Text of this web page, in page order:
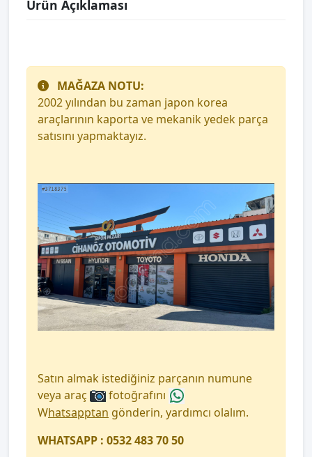
Ürün Açıklaması
MAĞAZA NOTU:
2002 yılından bu zaman japon korea
araçlarının kaporta ve mekanik yedek parça
satısını yapmaktayız.
Satın almak istediğiniz parçanın numune
veya araç
fotoğrafını
Whatsapptan gönderin, yardımcı olalım.
WHATSAPP : 0532 483 70 50